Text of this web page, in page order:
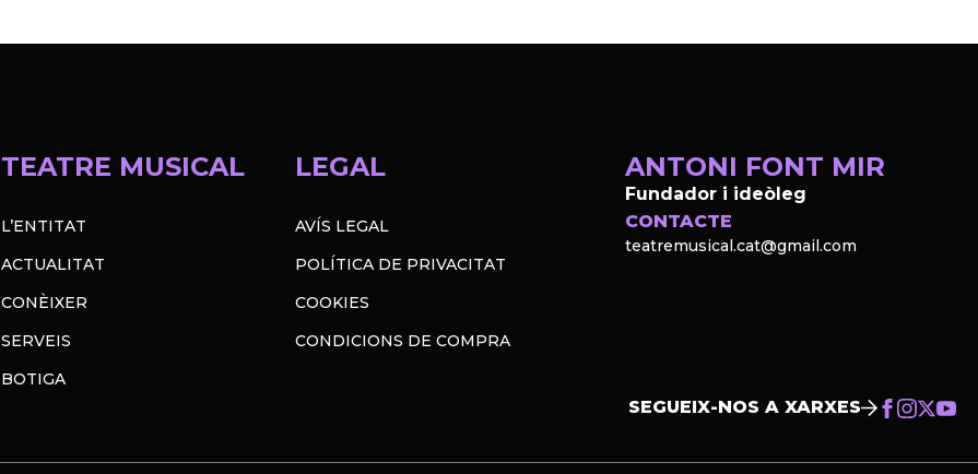
TEATRE MUSICAL
L’ENTITAT
ACTUALITAT
CONÈIXER
SERVEIS
BOTIGA
LEGAL
AVÍS LEGAL
POLÍTICA DE PRIVACITAT
COOKIES
CONDICIONS DE COMPRA
ANTONI FONT MIR
Fundador i ideòleg
CONTACTE
teatremusical.cat@gmail.com
SEGUEIX-NOS A XARXES